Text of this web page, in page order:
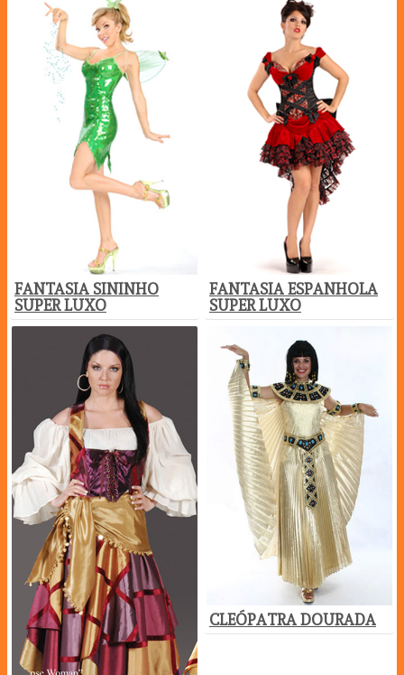
FANTASIA SININHO
SUPER LUXO
FANTASIA ESPANHOLA
SUPER LUXO
CLEÓPATRA DOURADA